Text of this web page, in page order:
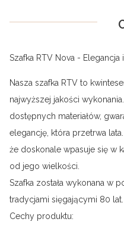
Szafka RTV Nova -
Nasza szafka RTV to
najwyższej jakości
dostępnych materiałów,
elegancję, która przetrwa
że doskonale wpasuje się w
od jego wielkości.
Szafka została wykonana w
tradycjami sięgającymi 80 lat.
Cechy produktu: